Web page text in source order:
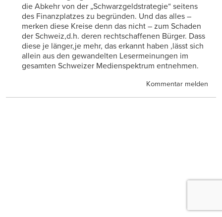
die Abkehr von der „Schwarzgeldstrategie“ seitens
des Finanzplatzes zu begründen. Und das alles –
merken diese Kreise denn das nicht – zum Schaden
der Schweiz,d.h. deren rechtschaffenen Bürger. Dass
diese je länger,je mehr, das erkannt haben ,lässt sich
allein aus den gewandelten Lesermeinungen im
gesamten Schweizer Medienspektrum entnehmen.
Kommentar melden